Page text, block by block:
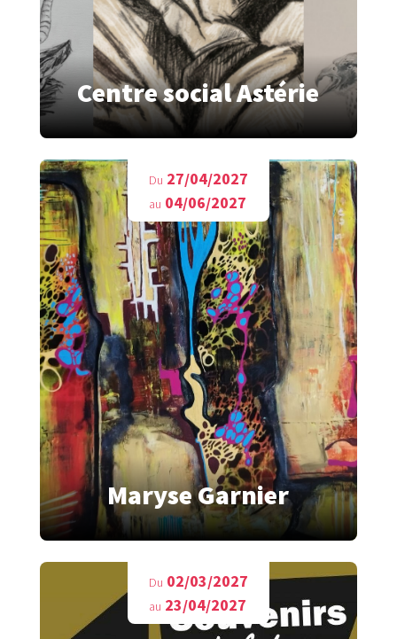
Centre social Astérie
Du 27/04/2027
au 04/06/2027
Maryse Garnier
Du 02/03/2027
au 23/04/2027